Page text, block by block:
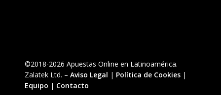
©2018-2026 Apuestas Online en Latinoamérica.
Zalatek Ltd. – Aviso Legal | Política de Cookies |
Equipo | Contacto